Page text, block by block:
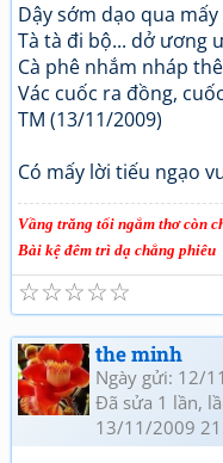
Dậy sớm dạo qua
Tà tà đi bộ... dở ương
Cà phê nhắm nháp
Vác cuốc ra đồng,
TM (13/11/2009)
Có mấy lời tiếu ngạo
Vầng trăng tối ngắm thơ còn
Bài kệ đêm trì dạ chẳng phiêu
☆
☆
☆
☆
☆
the minh
Ngày gửi: 12/
Đã sửa 1 lần,
13/11/2009